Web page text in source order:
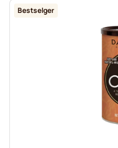
Bestselger